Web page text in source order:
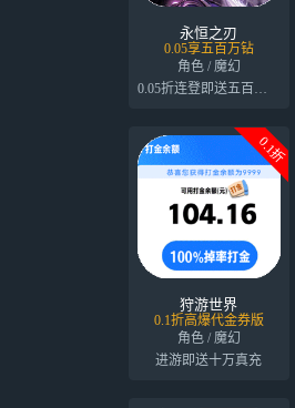
永恒之刃
0.05享五百万钻
角色 / 魔幻
0.05折连登即送五百万钻石
0.1折
狩游世界
0.1折高爆代金券版
角色 / 魔幻
进游即送十万真充